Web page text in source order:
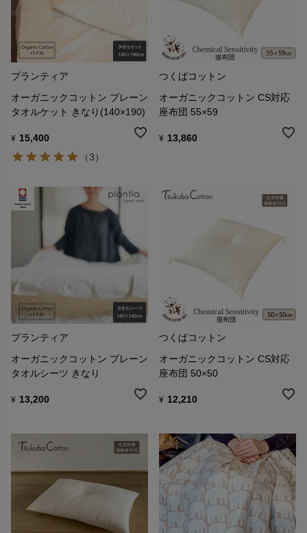
プランティア
オーガニックコットン プレーン
タオルケット きなり(140×190)
¥ 15,400
（3）
つくばコットン
オーガニックコットン CS対応
座布団 55×59
¥ 13,860
プランティア
オーガニックコットン プレーン
タオルシーツ きなり
¥ 13,200
つくばコットン
オーガニックコットン CS対応
座布団 50×50
¥ 12,210